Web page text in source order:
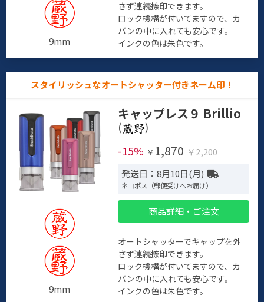
9mm
さず連続捺印できます。
ロック機構が付いてますので、カ
バンの中に入れても安心です。
インクの色は朱色です。
スタイリッシュなオートシャッター付きネーム印！
9mm
キャップレス９ Brillio
(
)
-15% ￥ 1,870 ￥2,200
発送日：8月10日(月)
ネコポス（郵便受けへお届け）
商品詳細・ご注文
オートシャッターでキャップを外
さず連続捺印できます。
ロック機構が付いてますので、カ
バンの中に入れても安心です。
インクの色は朱色です。